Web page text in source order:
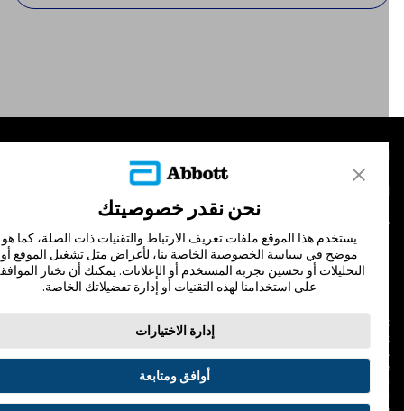
والأحكام سياسة الخصوصية
المجس، فري ستايل، وليبري، والعلامات التجارية ذات الصلة هي علامات لشركة أبوت
لا يجوز استخدام أي علامة تجارية أو الاسم التجاري أو المظهر التجاري لأبوت في هذا الموقع
دون الحصول على إذن كتابي مسبق من أبوت، إلا لتحديد منتج أو خدمات الشركة. هذا
والمعلومات التي تحتويه مقصودة لسكان دولة جمهورية مصر العربية فقط. إن
والبيانات الواردة صورية لأغراض توضيحية فقط. ولا تمثل مريضًا حقيقيًا أو بيانات
نحن نقدر خصوصيتك
يستخدم هذا الموقع ملفات تعريف الارتباط والتقنيات ذات الصلة، كما هو
موضح في سياسة الخصوصية الخاصة بنا، لأغراض مثل تشغيل الموقع أو
التحليلات أو تحسين تجربة المستخدم أو الإعلانات. يمكنك أن تختار الموافقة
على استخدامنا لهذه التقنيات أو إدارة تفضيلاتك الخاصة.
إدارة الاختيارات
أوافق ومتابعة